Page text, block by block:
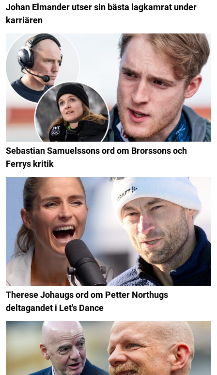
Johan Elmander utser sin bästa lagkamrat under
karriären
Sebastian Samuelssons ord om Brorssons och
Ferrys kritik
Therese Johaugs ord om Petter Northugs
deltagandet i Let's Dance